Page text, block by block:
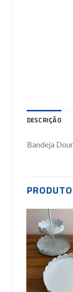
DESCRIÇÃO
Bandeja